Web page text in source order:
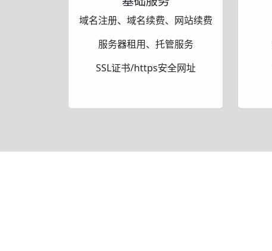
域名注册、域名续费、网站续费
服务器租用、托管服务
SSL证书/https安全网址